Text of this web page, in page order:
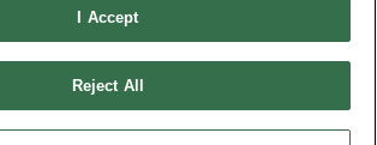
I Accept
Reject All